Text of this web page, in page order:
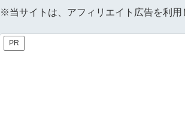
※当サイトは、アフィリエイト広告を利用
PR